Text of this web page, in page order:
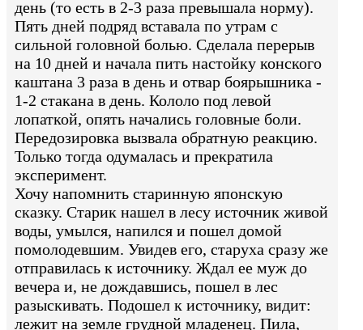
день (то есть в 2-3 раза превышала норму).
Пять дней подряд вставала по утрам с
сильной головной болью. Сделала перерыв
на 10 дней и начала пить настойку конского
каштана 3 раза в день и отвар боярышника -
1-2 стакана в день. Кололо под левой
лопаткой, опять начались головные боли.
Передозировка вызвала обратную реакцию.
Только тогда одумалась и прекратила
эксперимент.
Хочу напомнить старинную японскую
сказку. Старик нашел в лесу источник живой
воды, умылся, напился и пошел домой
помолодевшим. Увидев его, старуха сразу же
отправилась к источнику. Ждал ее муж до
вечера и, не дождавшись, пошел в лес
разыскивать. Подошел к источнику, видит:
лежит на земле грудной младенец. Пила,